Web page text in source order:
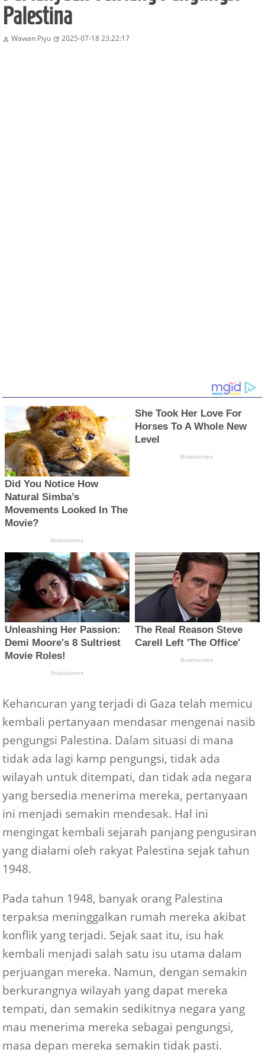
Palestina
 Wawan Piyu  2025-07-18 23:22:17
Kehancuran yang terjadi di Gaza telah memicu
kembali pertanyaan mendasar mengenai nasib
pengungsi Palestina. Dalam situasi di mana
tidak ada lagi kamp pengungsi, tidak ada
wilayah untuk ditempati, dan tidak ada negara
yang bersedia menerima mereka, pertanyaan
ini menjadi semakin mendesak. Hal ini
mengingat kembali sejarah panjang pengusiran
yang dialami oleh rakyat Palestina sejak tahun
1948.
Pada tahun 1948, banyak orang Palestina
terpaksa meninggalkan rumah mereka akibat
konflik yang terjadi. Sejak saat itu, isu hak
kembali menjadi salah satu isu utama dalam
perjuangan mereka. Namun, dengan semakin
berkurangnya wilayah yang dapat mereka
tempati, dan semakin sedikitnya negara yang
mau menerima mereka sebagai pengungsi,
masa depan mereka semakin tidak pasti.